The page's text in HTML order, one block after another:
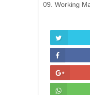
09. Working